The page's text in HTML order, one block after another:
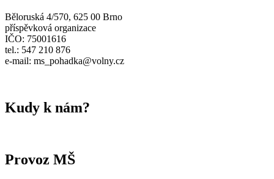
Běloruská 4/570, 625 00 Brno
příspěvková organizace
IČO: 75001616
tel.: 547 210 876
e-mail: ms_pohadka@volny.cz
Kudy k nám?
Provoz MŠ